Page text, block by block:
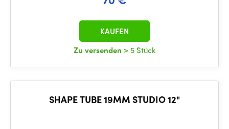
Zu versenden > 5 Stück
KAUFEN
SHAPE TUBE 19MM STUDIO 12"